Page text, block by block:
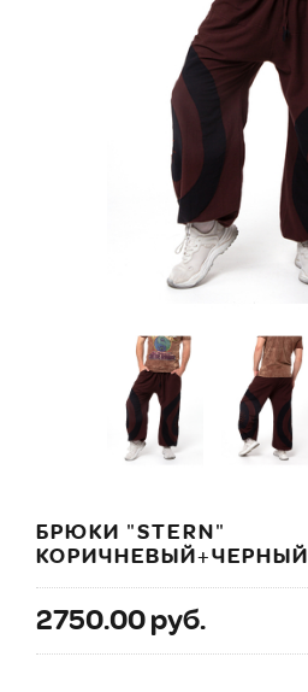
БРЮКИ "STERN"
КОРИЧНЕВЫЙ+ЧЕРНЫЙ
2750.00 руб.